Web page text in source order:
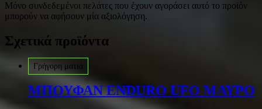
Μόνο συνδεδεμένοι πελάτες που έχουν αγοράσει αυτό το προϊόν
μπορούν να αφήσουν μία αξιολόγηση.
Σχετικά προϊόντα
Γρήγορη ματιά
ΜΠΟΥΦΑΝ ENDURO UFO ΜΑΥΡΟ